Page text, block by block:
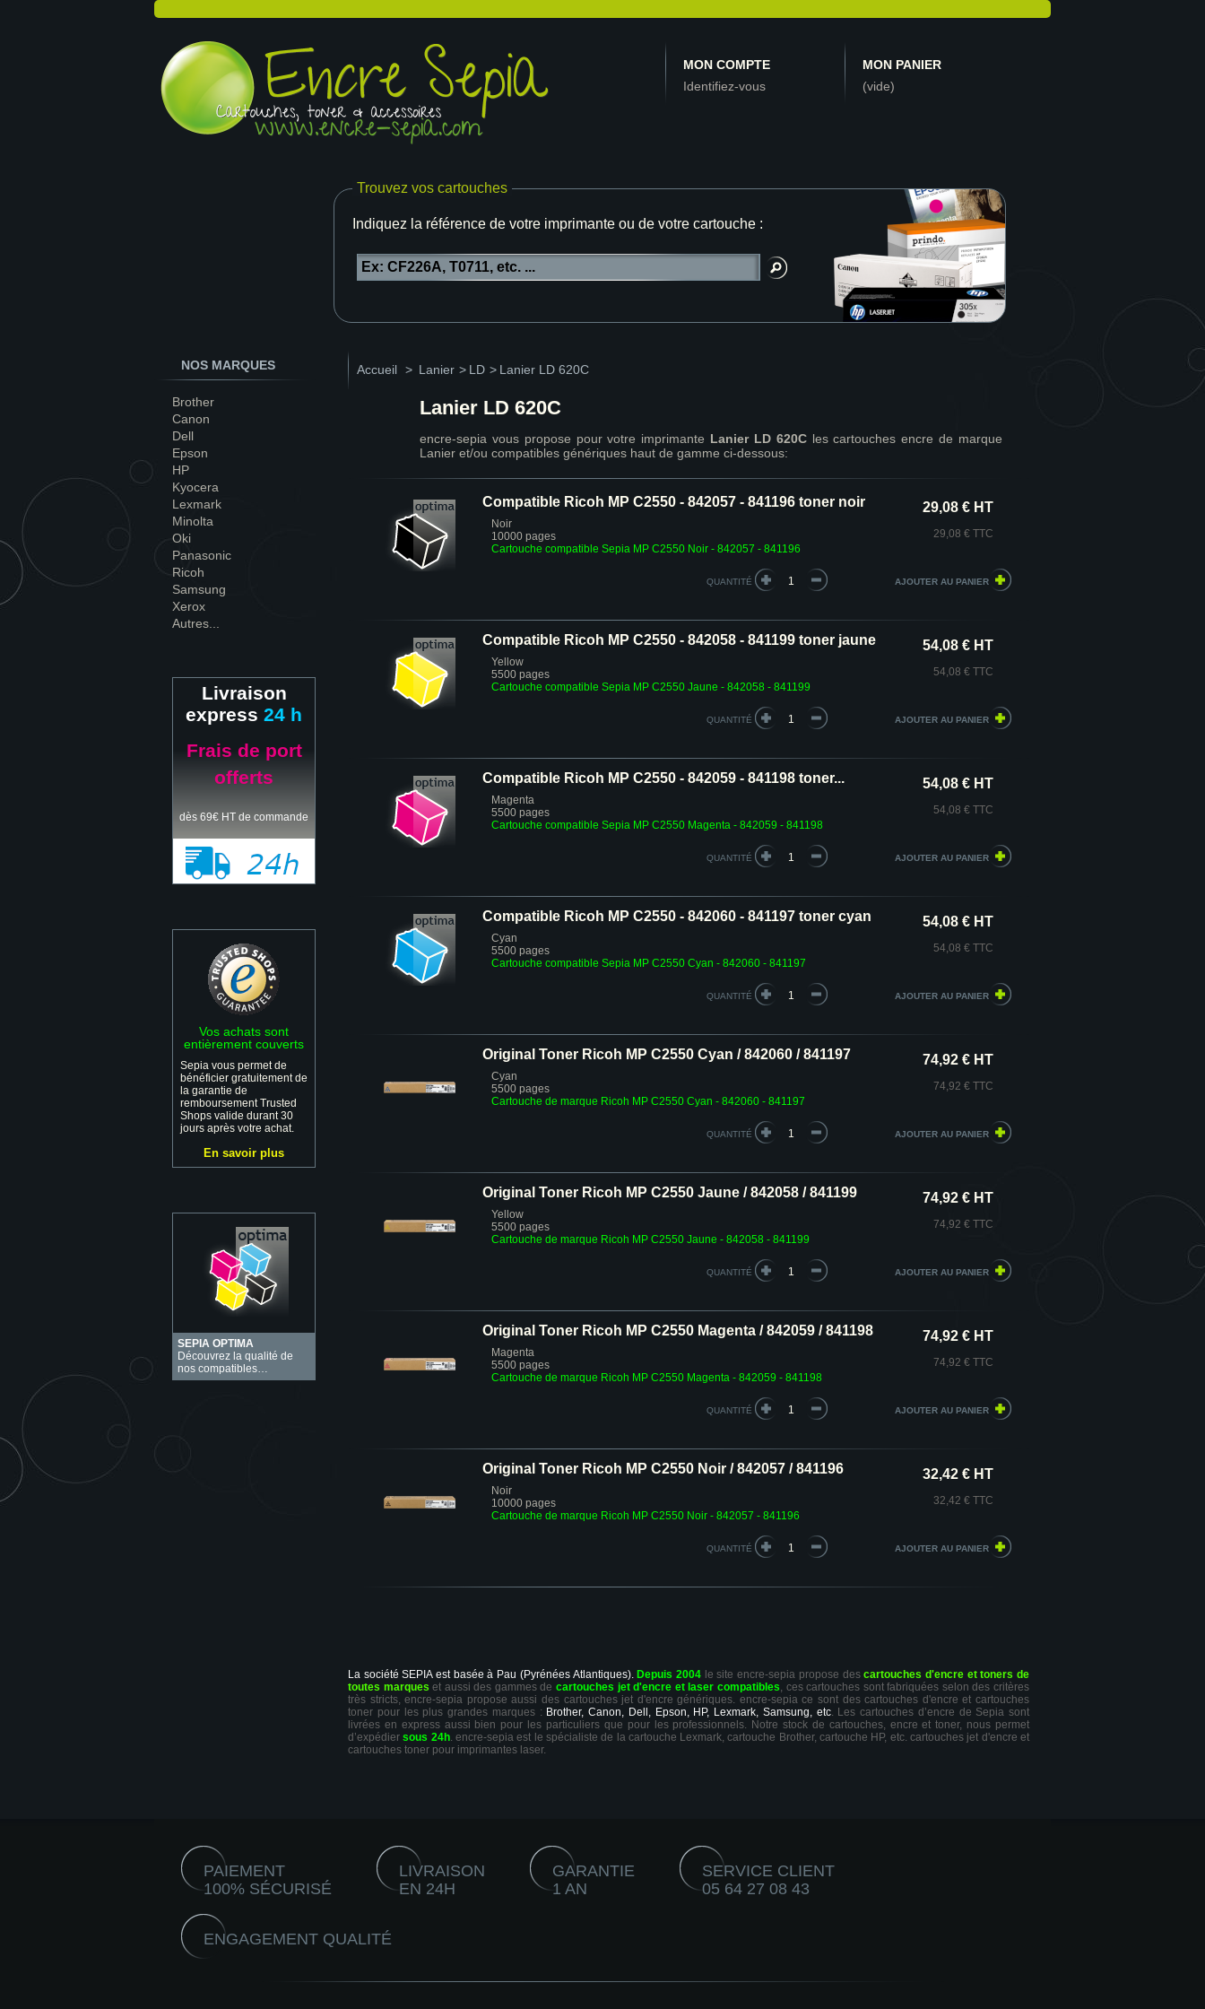
MON COMPTE
Identifiez-vous
MON PANIER
(vide)
Trouvez vos cartouches
Indiquez la référence de votre imprimante ou de votre cartouche :
NOS MARQUES
Brother
Canon
Dell
Epson
HP
Kyocera
Lexmark
Minolta
Oki
Panasonic
Ricoh
Samsung
Xerox
Autres...
Livraison
express 24 h
Frais de port
offerts
dès 69€ HT de commande
Vos achats sont
entièrement couverts
Sepia vous permet de
bénéficier gratuitement de
la garantie de
remboursement Trusted
Shops valide durant 30
jours après votre achat.
En savoir plus
SEPIA OPTIMA
Découvrez la qualité de
nos compatibles…
Accueil > Lanier > LD > Lanier LD 620C
Lanier LD 620C
encre-sepia vous propose pour votre imprimante Lanier LD 620Cles cartouches encre de marque
Lanier et/ou compatibles génériques haut de gamme ci-dessous:
Compatible Ricoh MP C2550 - 842057 - 841196 toner noir
Noir
10000 pages
Cartouche compatible Sepia MP C2550 Noir - 842057 - 841196
29,08 € HT
29,08 € TTC
QUANTITÉ
Compatible Ricoh MP C2550 - 842058 - 841199 toner jaune
Yellow
5500 pages
Cartouche compatible Sepia MP C2550 Jaune - 842058 - 841199
54,08 € HT
54,08 € TTC
QUANTITÉ
Compatible Ricoh MP C2550 - 842059 - 841198 toner...
Magenta
5500 pages
Cartouche compatible Sepia MP C2550 Magenta - 842059 - 841198
54,08 € HT
54,08 € TTC
QUANTITÉ
Compatible Ricoh MP C2550 - 842060 - 841197 toner cyan
Cyan
5500 pages
Cartouche compatible Sepia MP C2550 Cyan - 842060 - 841197
54,08 € HT
54,08 € TTC
QUANTITÉ
Original Toner Ricoh MP C2550 Cyan / 842060 / 841197
Cyan
5500 pages
Cartouche de marque Ricoh MP C2550 Cyan - 842060 - 841197
74,92 € HT
74,92 € TTC
QUANTITÉ
Original Toner Ricoh MP C2550 Jaune / 842058 / 841199
Yellow
5500 pages
Cartouche de marque Ricoh MP C2550 Jaune - 842058 - 841199
74,92 € HT
74,92 € TTC
QUANTITÉ
Original Toner Ricoh MP C2550 Magenta / 842059 / 841198
Magenta
5500 pages
Cartouche de marque Ricoh MP C2550 Magenta - 842059 - 841198
74,92 € HT
74,92 € TTC
QUANTITÉ
Original Toner Ricoh MP C2550 Noir / 842057 / 841196
Noir
10000 pages
Cartouche de marque Ricoh MP C2550 Noir - 842057 - 841196
32,42 € HT
32,42 € TTC
QUANTITÉ
La société SEPIA est basée à Pau (Pyrénées Atlantiques). Depuis 2004 le site encre-sepia propose descartouches d'encre et toners de
toutes marques et aussi des gammes decartouches jet d'encre et laser compatibles, ces cartouches sont fabriquées selon des critères
très stricts, encre-sepia propose aussi des cartouches jet d'encre génériques. encre-sepia ce sont des cartouches d'encre et cartouches
toner pour les plus grandes marques : Brother, Canon, Dell, Epson, HP, Lexmark, Samsung, etc. Les cartouches d’encre de Sepia sont
livrées en express aussi bien pour les particuliers que pour les professionnels. Notre stock de cartouches, encre et toner, nous permet
d’expédiersous 24h. encre-sepia est le spécialiste de la cartouche Lexmark, cartouche Brother, cartouche HP, etc. cartouches jet d'encre et
cartouches toner pour imprimantes laser.
PAIEMENT
100% SÉCURISÉ
LIVRAISON
EN 24H
GARANTIE
1 AN
SERVICE CLIENT
05 64 27 08 43
ENGAGEMENT QUALITÉ